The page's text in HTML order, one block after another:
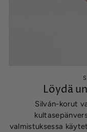
Löydä
Silván-korut
valmistuksessa